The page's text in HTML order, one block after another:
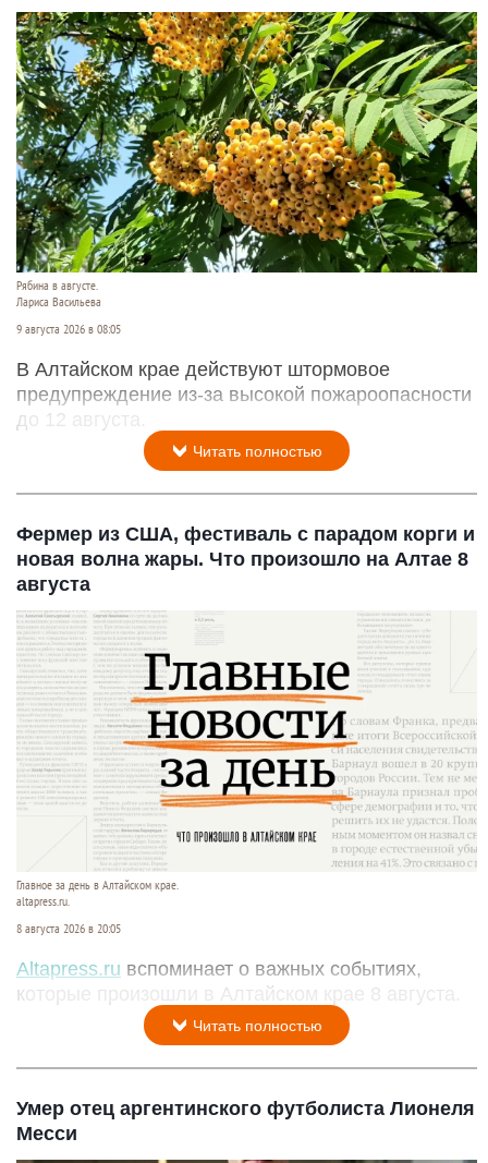
Рябина в августе.
Лариса Васильева
9 августа 2026 в 08:05
В Алтайском крае действуют штормовое
предупреждение из-за высокой пожароопасности
до 12 августа.
Читать полностью
Фермер из США, фестиваль с парадом корги и
новая волна жары. Что произошло на Алтае 8
августа
Главное за день в Алтайском крае.
altapress.ru.
8 августа 2026 в 20:05
Altapress.ru вспоминает о важных событиях,
которые произошли в Алтайском крае 8 августа.
Читать полностью
Умер отец аргентинского футболиста Лионеля
Месси